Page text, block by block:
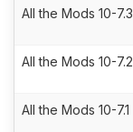
All the Mods 10-7.3
All the Mods 10-7.2
All the Mods 10-7.1